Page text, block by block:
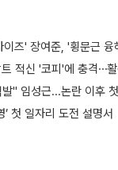
이즈' 장여준, '횡문근
적신 '코피'에 충격⋯활
" 임성근...논란 이후
’ 첫 일자리 도전 설명서